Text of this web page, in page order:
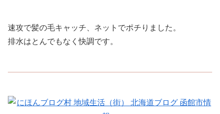
速攻で髪の毛キャッチ、ネットでポチりました。
排水はとんでもなく快調です。